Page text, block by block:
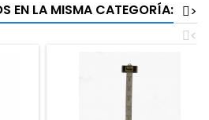
EN LA MISMA CATEGORÍA:
>
<